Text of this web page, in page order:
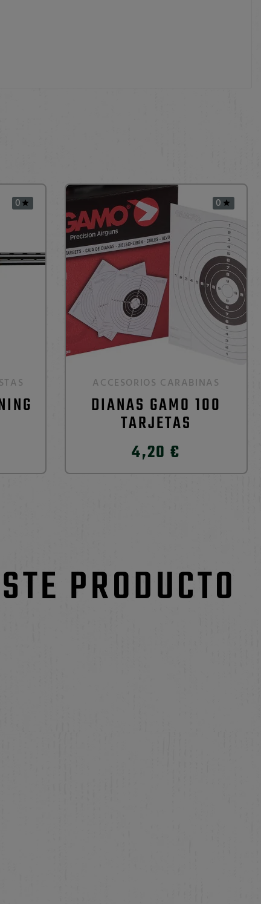
0  0 
ACCESORIOS CARABINAS
DIANAS GAMO 100
TARJETAS
4,20 €
PRODUCTO